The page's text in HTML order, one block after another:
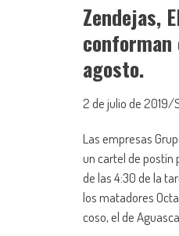
Zendejas,
conforman
agosto.
2 de julio de
Las empresas
un cartel de postín
de las 4:30 de la
los matadores
coso, el de